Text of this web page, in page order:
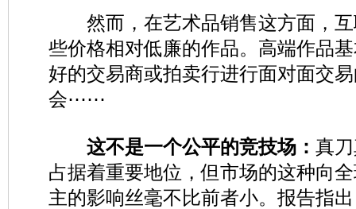
然而，在艺术品销售这方面，互
些价格相对低廉的作品。高端作品
好的交易商或拍卖行进行面对面交
会⋯⋯
这不是一个公平的竞技场： 真
占据着重要地位，但市场的这种向
主的影响丝毫不比前者小。报告指